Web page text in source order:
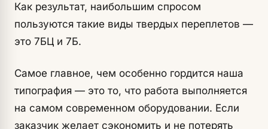
Как результат, наибольшим спросом
пользуются такие виды твердых переплетов —
это 7БЦ и 7Б.
Самое главное, чем особенно гордится наша
типография — это то, что работа выполняется
на самом современном оборудовании. Если
заказчик желает сэкономить и не потерять